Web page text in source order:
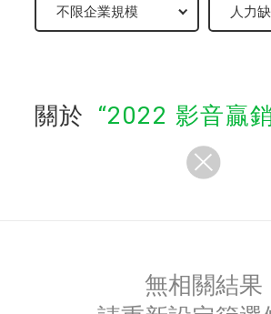
關於 2022 影音贏
無相關結果